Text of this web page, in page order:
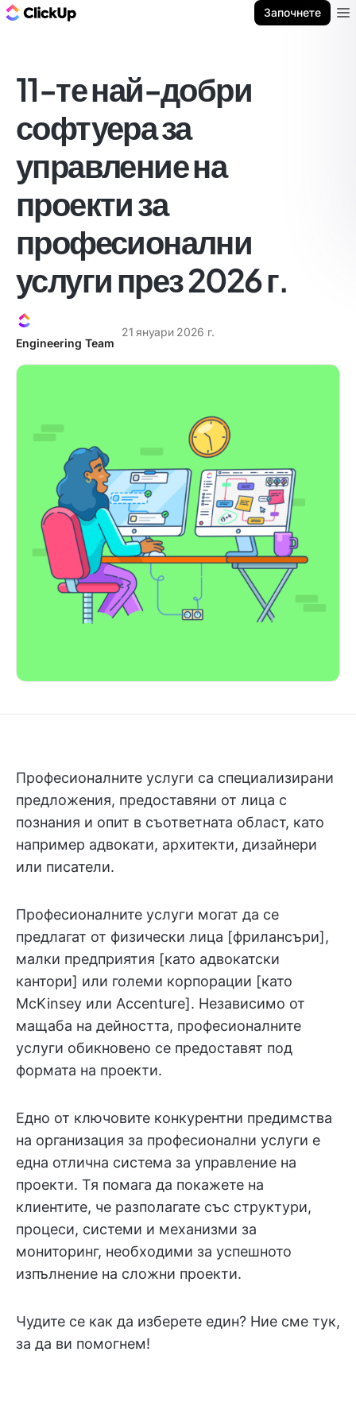
Започнете
11-те най-добри
софтуера за
управление на
проекти за
професионални
услуги през 2026 г.
Engineering Team
21 януари 2026 г.
Професионалните услуги са специализирани
предложения, предоставяни от лица с
познания и опит в съответната област, като
например адвокати, архитекти, дизайнери
или писатели.
Професионалните услуги могат да се
предлагат от физически лица [фрилансъри],
малки предприятия [като адвокатски
кантори] или големи корпорации [като
McKinsey или Accenture]. Независимо от
мащаба на дейността, професионалните
услуги обикновено се предоставят под
формата на проекти.
Едно от ключовите конкурентни предимства
на организация за професионални услуги е
една отлична система за управление на
проекти. Тя помага да покажете на
клиентите, че разполагате със структури,
процеси, системи и механизми за
мониторинг, необходими за успешното
изпълнение на сложни проекти.
Чудите се как да изберете един? Ние сме тук,
за да ви помогнем!